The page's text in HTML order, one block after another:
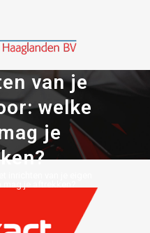
van je
welke
je